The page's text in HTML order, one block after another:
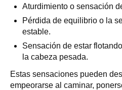
Aturdimiento o sensación
Pérdida de equilibrio o la
estable.
Sensación de estar
la cabeza pesada.
Estas sensaciones pueden
empeorarse al caminar,